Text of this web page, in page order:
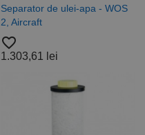
Separator de ulei-apa - WOS
2, Aircraft
favorite_border
1.303,61 lei
aminti